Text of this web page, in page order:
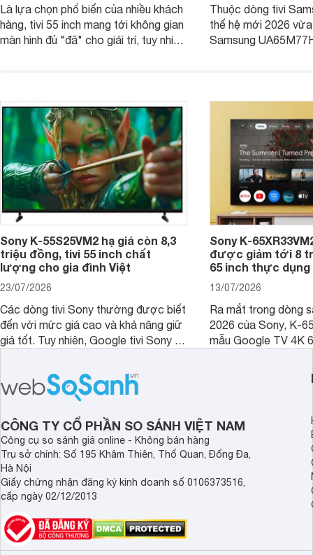
Là lựa chọn phổ biến của nhiều khách
hàng, tivi 55 inch mang tới không gian
màn hình đủ "đã" cho giải trí, tuy nhiên
dùng cho phòng bao nhiêu m2?
Thuộc dòng tivi
thế hệ mới 2026
Samsung
Sony K-55S25VM2 hạ giá còn 8,3
triệu đồng, tivi 55 inch chất
lượng cho gia đình Việt
23/07/2026
Các dòng tivi Sony thường được biết
đến với mức giá cao và khả năng giữ
giá tốt. Tuy nhiên, Google tivi Sony 55
hợp đáng chú ý khi có mức giá dễ
tiếp cận hơn dù mới ra mắt trong năm
Sony K-
được giảm tới 8
65 inch thực
13/07/2026
Ra mắt trong dòng
2026 của Sony, K-
mẫu Google TV 4K
tảng Google TV
nghệ hỗ trợ nâng
CÔNG TY CỔ PHẦN SO SÁNH VIỆT NAM
Công cụ so sánh giá online - Không bán hàng
Trụ sở chính: Số 195 Khâm Thiên, Thổ Quan, Đống Đa,
Hà Nội
Giấy chứng nhận đăng ký kinh doanh số 0106373516,
cấp ngày 02/12/2013